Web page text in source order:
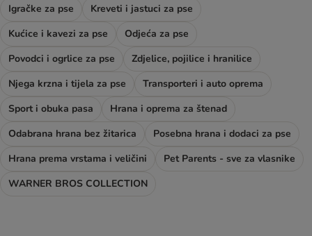
Igračke za pse
Kreveti i jastuci za pse
Kućice i kavezi za pse
Odjeća za pse
Povodci i ogrlice za pse
Zdjelice, pojilice i hranilice
Njega krzna i tijela za pse
Transporteri i auto oprema
Sport i obuka pasa
Hrana i oprema za štenad
Odabrana hrana bez žitarica
Posebna hrana i dodaci za pse
Hrana prema vrstama i veličini
Pet Parents - sve za vlasnike
WARNER BROS COLLECTION